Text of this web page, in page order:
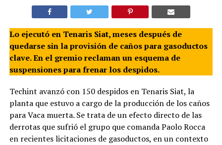
Lo ejecutó en Tenaris Siat, meses después de
quedarse sin la provisión de caños para gasoductos
clave. En el gremio reclaman un esquema de
suspensiones para frenar los despidos.
Techint avanzó con 150 despidos en Tenaris Siat, la
planta que estuvo a cargo de la producción de los caños
para Vaca muerta. Se trata de un efecto directo de las
derrotas que sufrió el grupo que comanda Paolo Rocca
en recientes licitaciones de gasoductos, en un contexto